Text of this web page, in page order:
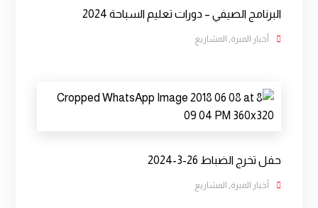
البرنامج الصيفي – دورات تعليم السباحة 2024
أخبار المبرة, المشاريع
حفل تخرج الضباط 26-3-2024
أخبار المبرة, المشاريع